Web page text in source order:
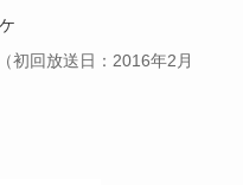
初回放送日：2016年2月